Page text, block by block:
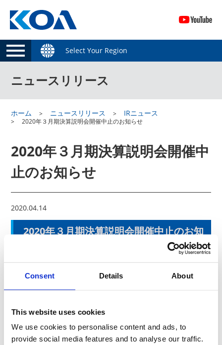
Consent Details About
This website uses cookies
We use cookies to personalise content and ads, to
provide social media features and to analyse our traffic.
Select Your Region
ニュースリリース
ホーム ニュースリリース IRニュース
2020年３月期決算説明会開催中止のお知らせ
2020年３月期決算説明会開催中
止のお知らせ
2020.04.14
2020年３月期決算説明会開催中止のお知
本日、東京証券取引所にて「2020年３月期決算説明会開催中止
のお知らせ」を発表しました。